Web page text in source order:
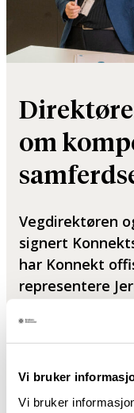
Vi bruker
Vi bruker
om
Vegdirektøren
signert
har Konnekt
representere
arbeidet med
tilstrekkelig
av fremtidens
Publisert: 7. desember